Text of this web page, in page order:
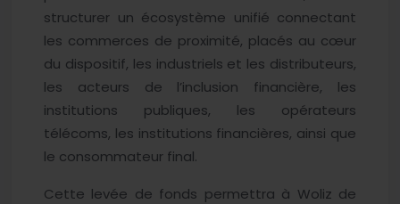
structurer un écosystème unifié connectant
les commerces de proximité, placés au cœur
du dispositif, les industriels et les distributeurs,
les acteurs de l’inclusion financière, les
institutions publiques, les opérateurs
télécoms, les institutions financières, ainsi que
le consommateur final.
Cette levée de fonds permettra à Woliz de